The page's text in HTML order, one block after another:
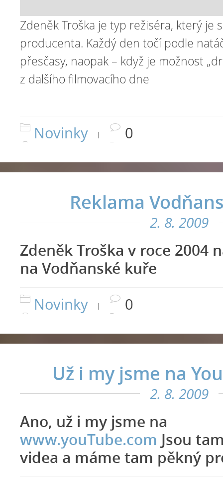
Zdeněk Troška je typ režiséra, který je
producenta. Každý den točí podle
přesčasy, naopak – když je možnost
z dalšího filmovacího dne
Novinky | 0
Reklama
2. 8. 2009
Zdeněk Troška v roce 2004
na Vodňanské kuře
Novinky | 0
Už i my jsme na
2. 8. 2009
Ano, už i my jsme na
www.youTube.com Jsou
videa a máme tam pěkný